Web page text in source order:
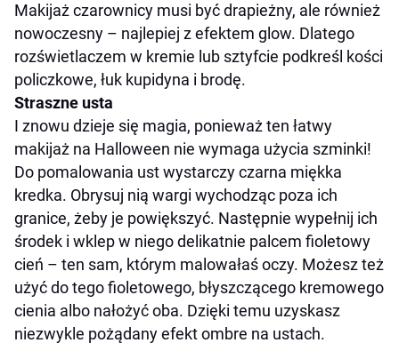
Makijaż czarownicy musi być drapieżny, ale również
nowoczesny – najlepiej z efektem glow. Dlatego
rozświetlaczem w kremie lub sztyfcie podkreśl kości
policzkowe, łuk kupidyna i brodę.
Straszne usta
I znowu dzieje się magia, ponieważ ten łatwy
makijaż na Halloween nie wymaga użycia szminki!
Do pomalowania ust wystarczy czarna miękka
kredka. Obrysuj nią wargi wychodząc poza ich
granice, żeby je powiększyć. Następnie wypełnij ich
środek i wklep w niego delikatnie palcem fioletowy
cień – ten sam, którym malowałaś oczy. Możesz też
użyć do tego fioletowego, błyszczącego kremowego
cienia albo nałożyć oba. Dzięki temu uzyskasz
niezwykle pożądany efekt ombre na ustach.